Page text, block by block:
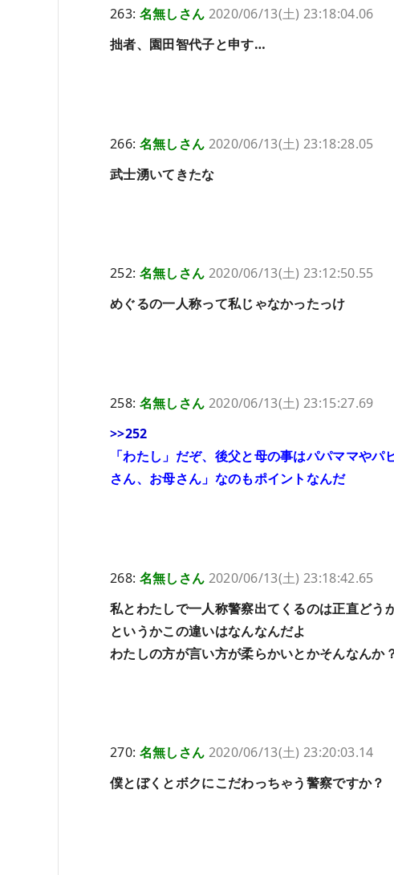
263: 名無しさん 2020/06/13(土) 23:18:04.06
拙者、園田智代子と申す…
266: 名無しさん 2020/06/13(土) 23:18:28.05
武士湧いてきたな
252: 名無しさん 2020/06/13(土) 23:12:50.55
めぐるの一人称って私じゃなかったっけ
258: 名無しさん 2020/06/13(土) 23:15:27.69
>>252
「わたし」だぞ、後父と母の事はパパママや
さん、お母さん」なのもポイントなんだ
268: 名無しさん 2020/06/13(土) 23:18:42.65
私とわたしで一人称警察出てくるのは正直どう
というかこの違いはなんなんだよ
わたしの方が言い方が柔らかいとかそんなんか
270: 名無しさん 2020/06/13(土) 23:20:03.14
僕とぼくとボクにこだわっちゃう警察ですか？